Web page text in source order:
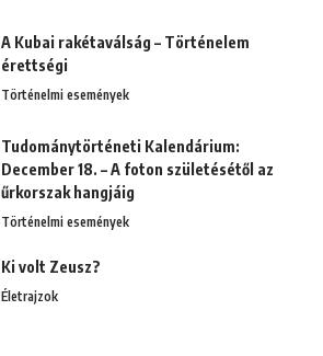
A Kubai rakétaválság – Történelem
érettségi
Történelmi események
Tudománytörténeti Kalendárium:
December 18. – A foton születésétől az
űrkorszak hangjáig
Történelmi események
Ki volt Zeusz?
Életrajzok